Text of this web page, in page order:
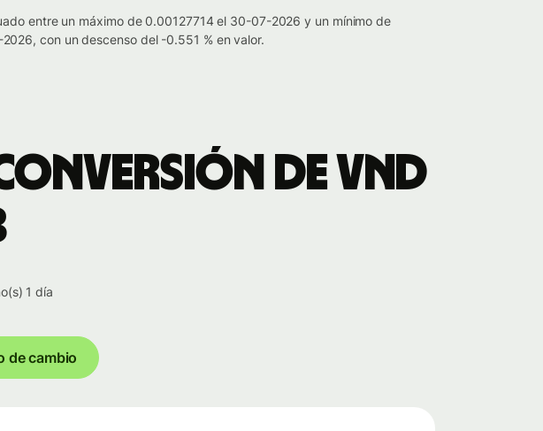
entre un máximo de 0.00127714 el 30-07-2026 y un mínimo de
con un descenso del -0.551 % en valor.
de VND
1 día
de cambio